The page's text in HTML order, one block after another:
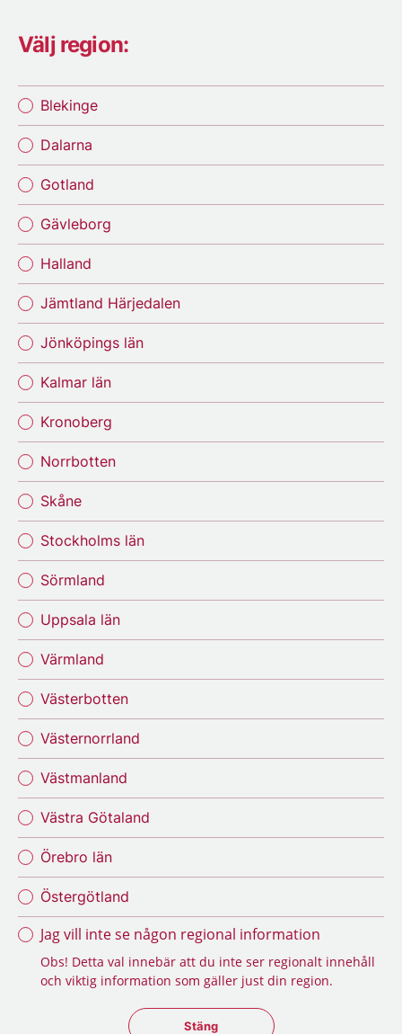
Välj region:
Blekinge
Dalarna
Gotland
Gävleborg
Halland
Jämtland Härjedalen
Jönköpings län
Kalmar län
Kronoberg
Norrbotten
Skåne
Stockholms län
Sörmland
Uppsala län
Värmland
Västerbotten
Västernorrland
Västmanland
Västra Götaland
Örebro län
Östergötland
Jag vill inte se någon regional information
Obs! Detta val innebär att du inte ser regionalt innehåll
och viktig information som gäller just din region.
Stäng regionsväljaren
Stäng